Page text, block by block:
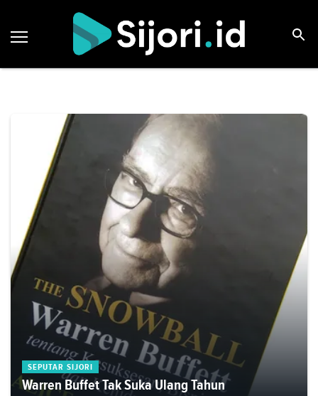
SEPUTAR SIJORI
Warren Buffet Tak Suka Ulang Tahun